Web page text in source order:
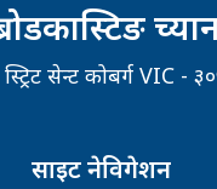
सेन्ट कोबर्ग VIC -
साइट नेविगेशन